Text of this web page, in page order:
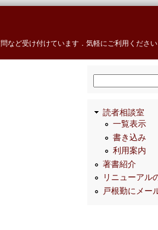
など受け付けています．気軽にご利用ください
読者相談室
一覧表示
書き込み
利用案内
著書紹介
リニューアル
戸根勤にメー